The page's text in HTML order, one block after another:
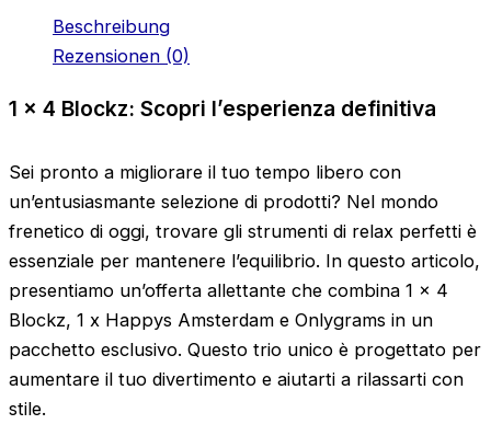
Happys
Amsterdam
+
Onlygrams
Sparangebot
Menge
Beschreibung
Rezensionen (0)
1 x 4 Blockz: Scopri l’esperienza definitiva
Sei pronto a migliorare il tuo tempo libero con
un’entusiasmante selezione di prodotti? Nel mondo
frenetico di oggi, trovare gli strumenti di relax perfetti è
essenziale per mantenere l’equilibrio. In questo articolo,
presentiamo un’offerta allettante che combina 1 x 4
Blockz, 1 x Happys Amsterdam e Onlygrams in un
pacchetto esclusivo. Questo trio unico è progettato per
aumentare il tuo divertimento e aiutarti a rilassarti con
stile.